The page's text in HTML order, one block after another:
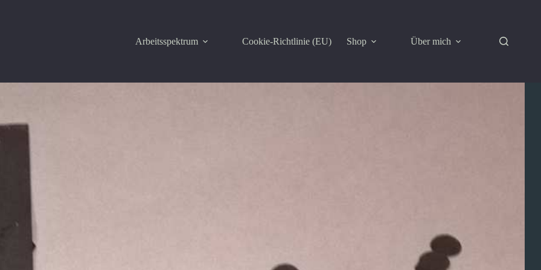
Arbeitsspektrum
Cookie-Richtlinie (EU) Shop Über mich